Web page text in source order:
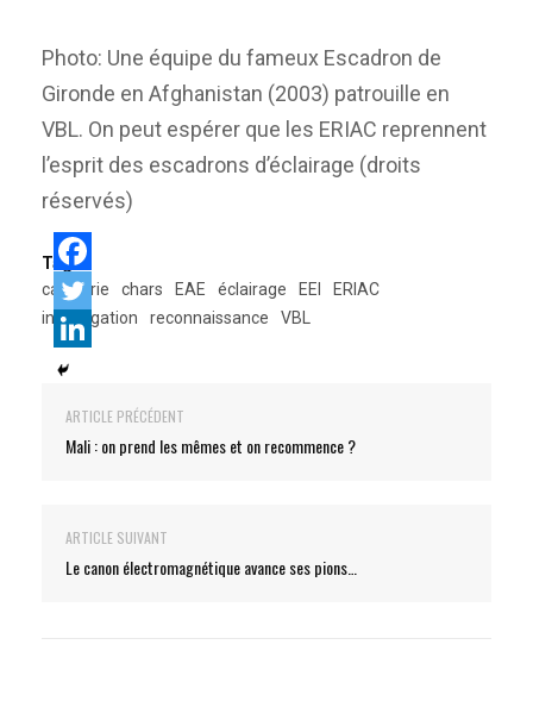
Photo: Une équipe du fameux Escadron de
Gironde en Afghanistan (2003) patrouille en
VBL. On peut espérer que les ERIAC reprennent
l’esprit des escadrons d’éclairage (droits
réservés)
Tags:
cavalerie
chars EAE éclairage EEI
ERIAC
investigation
reconnaissance VBL
ARTICLE PRÉCÉDENT
Mali : on prend les mêmes et on recommence ?
ARTICLE SUIVANT
Le canon électromagnétique avance ses pions…